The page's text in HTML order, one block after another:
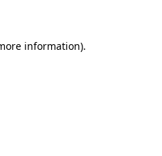
information).